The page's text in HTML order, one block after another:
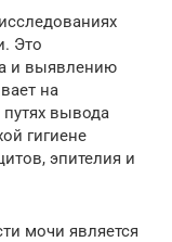
Это
и выявлению
на
вывода
гигиене
эпителия и
мочи является